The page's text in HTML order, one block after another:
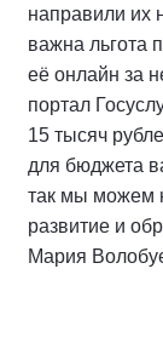
направили их
важна льгота
её онлайн за
портал
15 тысяч
для бюджета
так мы можем
развитие и
Мария